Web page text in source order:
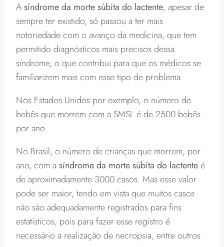
Asíndrome da morte súbita do lactente, apesar de
sempre ter existido, só passou a ter mais
notoriedade com o avanço da medicina, que tem
permitido diagnósticos mais precisos dessa
síndrome, o que contribui para que os médicos se
familiarizem mais com esse tipo de problema.
Nos Estados Unidos por exemplo, o número de
bebês que morrem com a SMSL é de 2500 bebês
por ano.
No Brasil, o número de crianças que morrem, por
ano, com asíndrome da morte súbita do lactenteé
de aproximadamente 3000 casos. Mas esse valor
pode ser maior, tendo em vista que muitos casos
não são adequadamente registrados para fins
estatísticos, pois para fazer esse registro é
necessário a realização de necropsia, entre outros